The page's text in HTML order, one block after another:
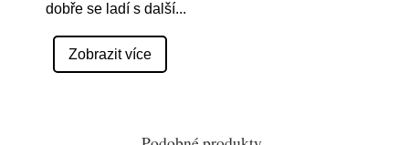
dobře se ladí s další...
Zobrazit více